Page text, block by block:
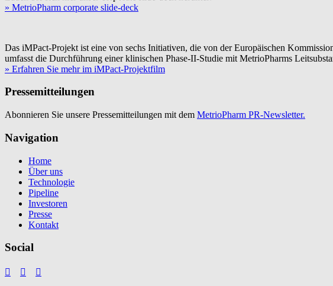
» MetrioPharm corporate slide-deck
Das iMPact-Projekt ist eine von sechs Initiativen, die von der Europäischen
umfasst die Durchführung einer klinischen Phase-II-Studie mit MetrioPharms
» Erfahren Sie mehr im iMPact-Projektfilm
Pressemitteilungen
Abonnieren Sie unsere Pressemitteilungen mit dem MetrioPharm PR-Newsletter.
Navigation
Home
Über uns
Technologie
Pipeline
Investoren
Presse
Kontakt
Social
  